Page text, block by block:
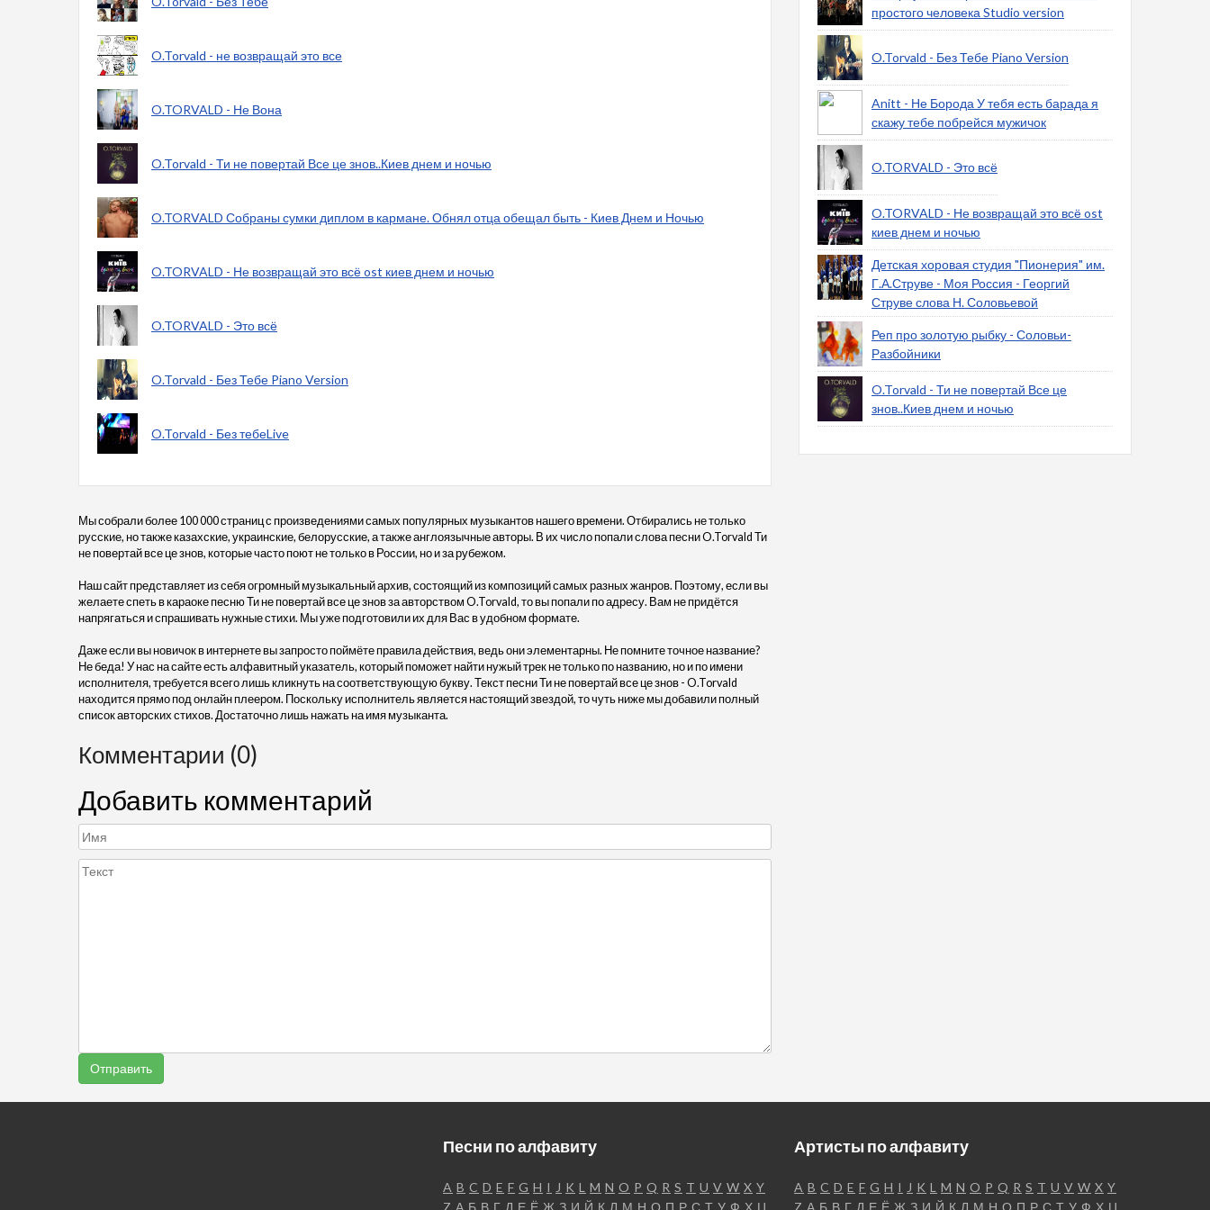
O.Torvald - не возвращай это все
O.TORVALD - Не Вона
O.Torvald - Ти не повертай Все це знов..Киев днем и ночью
O.TORVALD Собраны сумки диплом в кармане. Обнял отца обещал быть - Киев Днем и Ночью
O.TORVALD - Не возвращай это всё ost киев днем и ночью
O.TORVALD - Это всё
O.Torvald - Без Тебе Piano Version
O.Torvald - Без тебеLive
Мы собрали более 100 000 страниц с произведениями самых популярных музыкантов нашего времени. Отбирались не только
русские, но также казахские, украинские, белорусские, а также англоязычные авторы. В их число попали слова песни O.Torvald Ти
не повертай все це знов, которые часто поют не только в России, но и за рубежом.
Наш сайт представляет из себя огромный музыкальный архив, состоящий из композиций самых разных жанров. Поэтому, если вы
желаете спеть в караоке песню Ти не повертай все це знов за авторством O.Torvald, то вы попали по адресу. Вам не придётся
напрягаться и спрашивать нужные стихи. Мы уже подготовили их для Вас в удобном формате.
Даже если вы новичок в интернете вы запросто поймёте правила действия, ведь они элементарны. Не помните точное название?
Не беда! У нас на сайте есть алфавитный указатель, который поможет найти нужый трек не только по названию, но и по имени
исполнителя, требуется всего лишь кликнуть на соответствующую букву. Текст песни Ти не повертай все це знов - O.Torvald
находится прямо под онлайн плеером. Поскольку исполнитель является настоящий звездой, то чуть ниже мы добавили полный
список авторских стихов. Достаточно лишь нажать на имя музыканта.
Комментарии (0)
Добавить комментарий
простого человека Studio version
O.Torvald - Без Тебе Piano Version
Anitt - Не Борода У тебя есть барада я
скажу тебе побрейся мужичок
O.TORVALD - Это всё
O.TORVALD - Не возвращай это всё ost
киев днем и ночью
Детская хоровая студия "Пионерия" им.
Г.А.Струве - Моя Россия - Георгий
Струве слова Н. Соловьевой
Реп про золотую рыбку - Соловьи-
Разбойники
O.Torvald - Ти не повертай Все це
знов..Киев днем и ночью
Песни по алфавиту
A B C D E F G H I J K L M N O P Q R S T U V W X Y
Z А Б В Г Д Е Ё Ж З И Й К Л М Н О П Р С Т У Ф Х Ц
Артисты по алфавиту
A B C D E F G H I J K L M N O P Q R S T U V W X Y
Z А Б В Г Д Е Ё Ж З И Й К Л М Н О П Р С Т У Ф Х Ц